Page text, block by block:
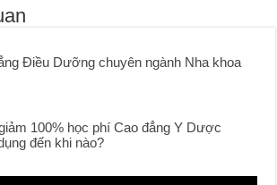
Điều Dưỡng chuyên ngành Nha khoa
100% học phí Cao đẳng Y Dược
đến khi nào?